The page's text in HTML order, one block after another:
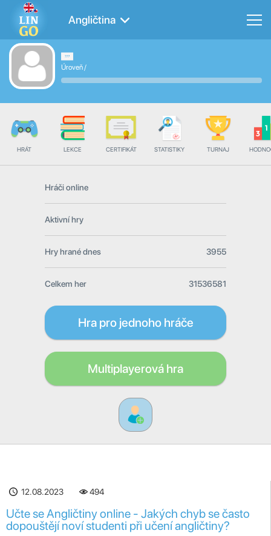
Angličtina
Úroveň/
HRÁT LEKCE CERTIFIKÁT STATISTIKY TURNAJ
Hráči online
Aktivní hry
Hry hrané dnes 3955
Celkem her 31536581
Hra pro jednoho hráče
Multiplayerová hra
12.08.2023 494
Učte se Angličtiny online - Jakých chyb se často
dopouštějí noví studenti při učení angličtiny?